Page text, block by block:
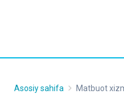
Asosiy sahifa Matbuot